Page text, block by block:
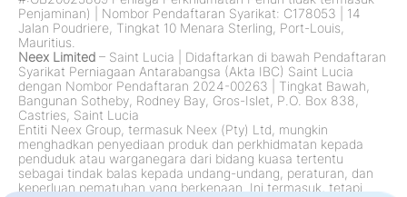
Penjaminan)
Nombor Pendaftaran Syarikat: C178053
14
Jalan Poudriere, Tingkat 10 Menara Sterling, Port-Louis,
Mauritius.
Neex Limited – Saint Lucia
Didaftarkan di bawah Pendaftaran
Syarikat Perniagaan Antarabangsa (Akta IBC) Saint Lucia
dengan Nombor Pendaftaran 2024-00263
Tingkat Bawah,
Bangunan Sotheby, Rodney Bay, Gros-Islet, P.O. Box 838,
Castries, Saint Lucia
Entiti Neex Group, termasuk Neex (Pty) Ltd, mungkin
menghadkan penyediaan produk dan perkhidmatan kepada
penduduk atau warganegara dari bidang kuasa tertentu
sebagai tindak balas kepada undang-undang, peraturan, dan
keperluan pematuhan yang berkenaan. Ini termasuk, tetapi